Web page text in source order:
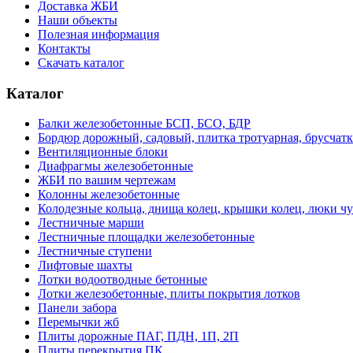
Доставка ЖБИ
Наши объекты
Полезная информация
Контакты
Скачать каталог
Каталог
Балки железобетонные БСП, БСО, БДР
Бордюр дорожный, садовый, плитка тротуарная,
Вентиляционные блоки
Диафрагмы железобетонные
ЖБИ по вашим чертежам
Колонны железобетонные
Колодезные кольца, днища колец, крышки колец, люки
Лестничные марши
Лестничные площадки железобетонные
Лестничные ступени
Лифтовые шахты
Лотки водоотводные бетонные
Лотки железобетонные, плиты покрытия лотков
Панели забора
Перемычки жб
Плиты дорожные ПАГ, ПДН, 1П, 2П